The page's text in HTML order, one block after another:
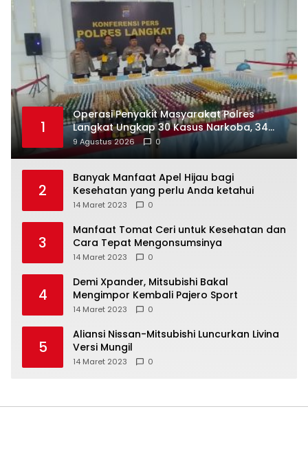
1
Operasi Penyakit Masyarakat Polres
Langkat Ungkap 30 Kasus Narkoba, 34
Tersangka Diamankan
9 Agustus 2026 0
2
Banyak Manfaat Apel Hijau bagi
Kesehatan yang perlu Anda ketahui
14 Maret 2023 0
3
Manfaat Tomat Ceri untuk Kesehatan dan
Cara Tepat Mengonsumsinya
14 Maret 2023 0
4
Demi Xpander, Mitsubishi Bakal
Mengimpor Kembali Pajero Sport
14 Maret 2023 0
5
Aliansi Nissan-Mitsubishi Luncurkan Livina
Versi Mungil
14 Maret 2023 0